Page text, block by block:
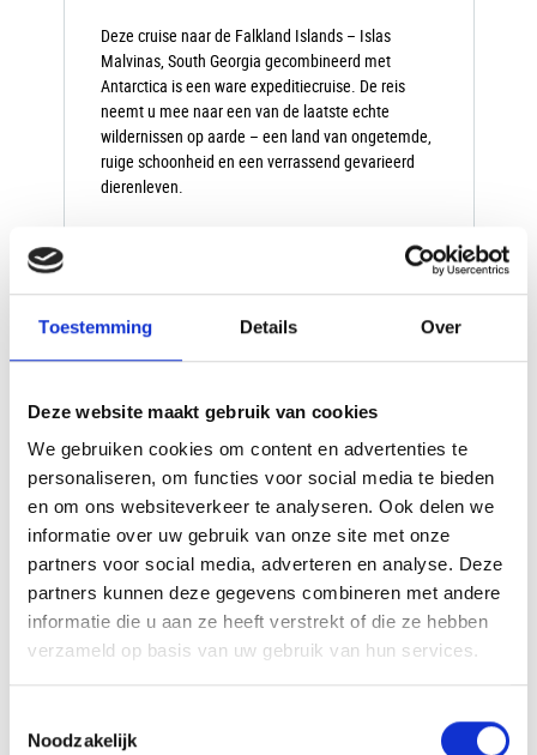
Toestemming Details Over
Deze website maakt gebruik van cookies
We gebruiken cookies om content en advertenties te
personaliseren, om functies voor social media te bieden
en om ons websiteverkeer te analyseren. Ook delen we
informatie over uw gebruik van onze site met onze
partners voor social media, adverteren en analyse. Deze
partners kunnen deze gegevens combineren met andere
informatie die u aan ze heeft verstrekt of die ze hebben
verzameld op basis van uw gebruik van hun services.
Noodzakelijk
Deze cruise naar de Falkland Islands – Islas
Malvinas, South Georgia gecombineerd met
Antarctica is een ware expeditiecruise. De reis
neemt u mee naar een van de laatste echte
wildernissen op aarde – een land van ongetemde,
ruige schoonheid en een verrassend gevarieerd
dierenleven.
17400,00
p.p.
Bekijk deze reis